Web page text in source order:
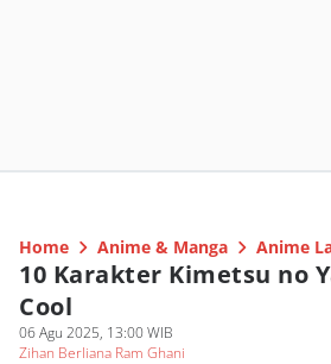
Home Anime & Manga Anime
10 Karakter Kimetsu no
Cool
06 Agu 2025, 13:00 WIB
Zihan Berliana Ram Ghani